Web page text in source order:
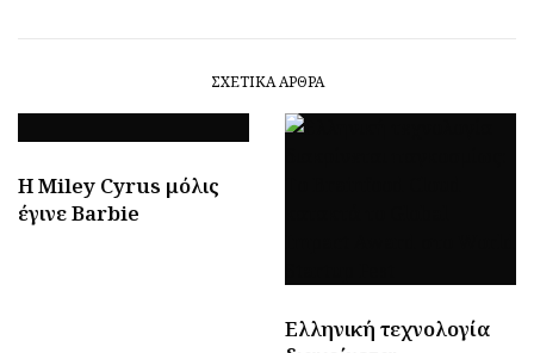
ΣΧΕΤΙΚΆ ΆΡΘΡΑ
H Miley Cyrus μόλις
έγινε Barbie
Ελληνική τεχνολογία